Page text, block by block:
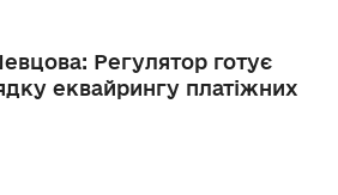
Регулятор готує
еквайрингу платіжних